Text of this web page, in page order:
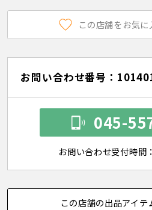
この店舗をお気
お問い合わせ番号：
045-
お問い合わせ受付時間
この店舗の出品アイテ